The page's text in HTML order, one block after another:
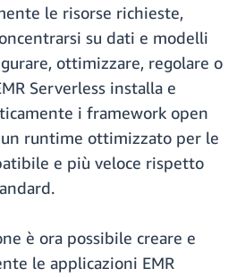
le risorse richieste,
su dati e modelli
ottimizzare, regolare o
Serverless installa e
i framework open
runtime ottimizzato per le
e più veloce rispetto
è ora possibile creare e
le applicazioni EMR